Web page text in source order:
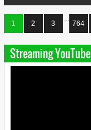
1 2 3
...
764
Streaming